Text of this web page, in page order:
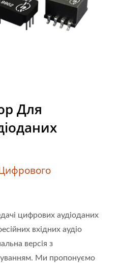
Для
цифрових аудіоданих
вхідних аудіо
версія з
Ми пропонуємо